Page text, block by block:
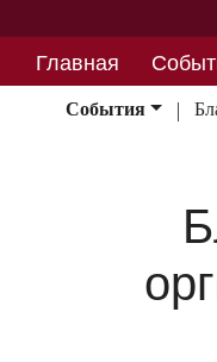
Главная
Партнерство
События